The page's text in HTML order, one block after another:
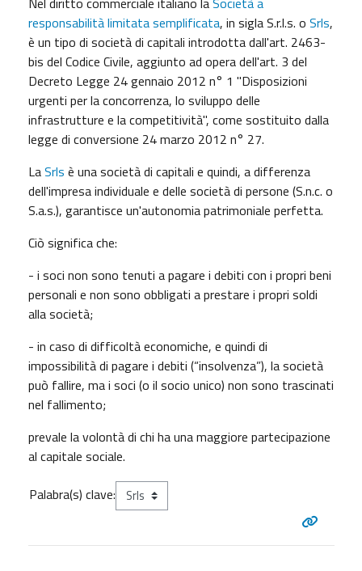
responsabilità limitata semplificata, in sigla S.r.l.s. o Srls,
è un tipo di società di capitali introdotta dall'art. 2463-
bis del Codice Civile, aggiunto ad opera dell'art. 3 del
Decreto Legge 24 gennaio 2012 n° 1 "Disposizioni
urgenti per la concorrenza, lo sviluppo delle
infrastrutture e la competitività", come sostituito dalla
legge di conversione 24 marzo 2012 n° 27.
LaSrls è una società di capitali e quindi, a differenza
dell'impresa individuale e delle società di persone (S.n.c. o
S.a.s.), garantisce un'autonomia patrimoniale perfetta.
Ciò significa che:
- i soci non sono tenuti a pagare i debiti con i propri beni
personali e non sono obbligati a prestare i propri soldi
alla società;
- in caso di difficoltà economiche, e quindi di
impossibilità di pagare i debiti (“insolvenza”), la società
può fallire, ma i soci (o il socio unico) non sono trascinati
nel fallimento;
prevale la volontà di chi ha una maggiore partecipazione
al capitale sociale.
Palabra(s) clave: